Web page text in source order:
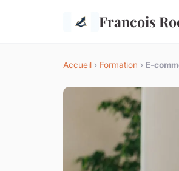
Francois
Accueil › Formation › E-